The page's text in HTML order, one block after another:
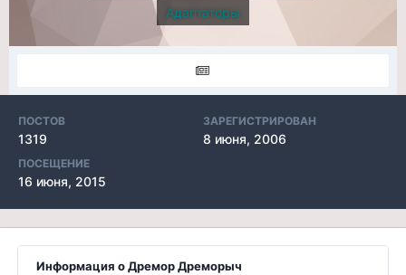
Адаптаторы
ПОСТОВ
1319
ЗАРЕГИСТРИРОВАН
8 июня, 2006
ПОСЕЩЕНИЕ
16 июня, 2015
Информация о Дремор Дреморыч